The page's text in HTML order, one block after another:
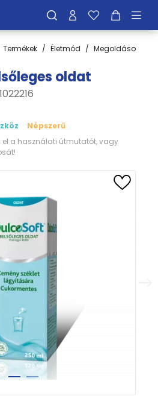
Termékek Életmód Megoldások
oldat
Népszerű
el a használati útmutatót, vagy